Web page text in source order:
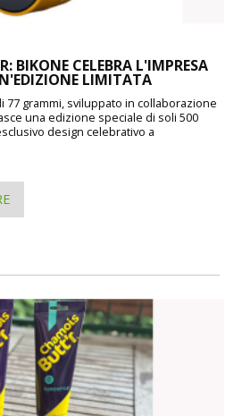
BIKONE CELEBRA L'IMPRESA
LIMITATA
77 grammi, sviluppato in collaborazione
una edizione speciale di soli 500
design celebrativo a